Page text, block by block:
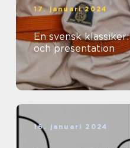
17. januari 2024
En svensk
och presentation
16. januari 2024